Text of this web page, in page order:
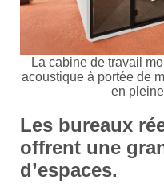
La cabine de travail
acoustique à portée de
en
Les bureaux
offrent une
d’espaces.